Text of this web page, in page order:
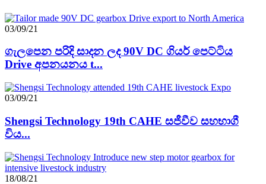
03/09/21
ගැලපෙන පරිදි සාදන ලද 90V DC ගියර් පෙට්ටිය
Drive අපනයනය t...
03/09/21
Shengsi Technology 19th CAHE සජීවීව සහභාගී
විය...
18/08/21